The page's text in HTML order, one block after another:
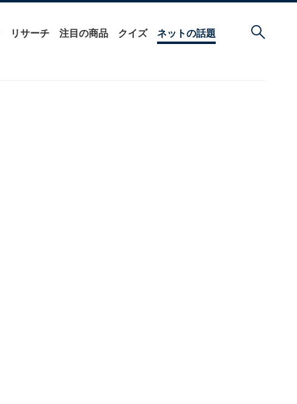
リサーチ 注目の商品 クイズ ネットの話題